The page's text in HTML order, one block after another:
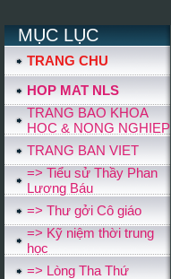
MỤC LỤC
TRANG CHU
HOP MAT NLS
TRANG BAO KHOA
HOC & NONG NGHIEP
TRANG BAN VIET
=> Tiểu sử Thầy Phan
Lương Báu
=> Thư gởi Cô giáo
=> Kỹ niệm thời trung
học
=> Lòng Tha Thứ